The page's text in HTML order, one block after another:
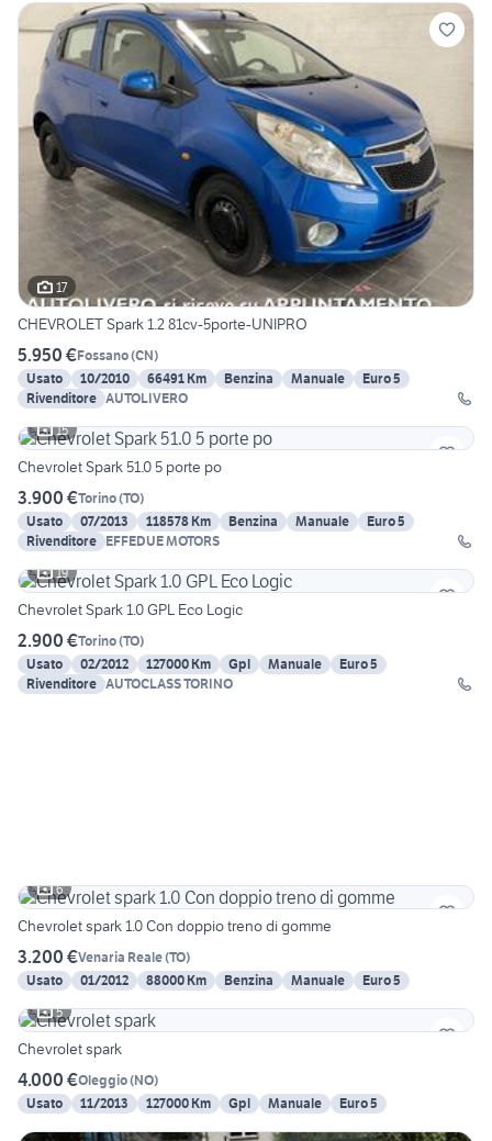
17
CHEVROLET Spark 1.2 81cv-5porte-UNIPRO
5.950 €Fossano(CN)
Usato
10/2010 66491 Km Benzina Manuale
Euro 5
Rivenditore AUTOLIVERO
15
Chevrolet Spark 51.0 5 porte po
3.900 €Torino(TO)
Usato
07/2013 118578 Km Benzina Manuale
Euro 5
Rivenditore EFFEDUE MOTORS
19
Chevrolet Spark 1.0 GPL Eco Logic
2.900 €Torino(TO)
Usato
02/2012 127000 Km Gpl Manuale
Euro 5
Rivenditore AUTOCLASS TORINO
6
Chevrolet spark 1.0 Con doppio treno di gomme
3.200 €Venaria Reale(TO)
Usato
01/2012 88000 Km Benzina Manuale
Euro 5
5
Chevrolet spark
4.000 €Oleggio(NO)
Usato
11/2013 127000 Km Gpl Manuale Euro 5